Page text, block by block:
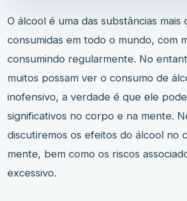
O álcool é uma das substâncias mais
consumidas em todo o mundo, com
consumindo regularmente. No
muitos possam ver o consumo de
inofensivo, a verdade é que ele
significativos no corpo e na mente.
discutiremos os efeitos do álcool no
mente, bem como os riscos
excessivo.